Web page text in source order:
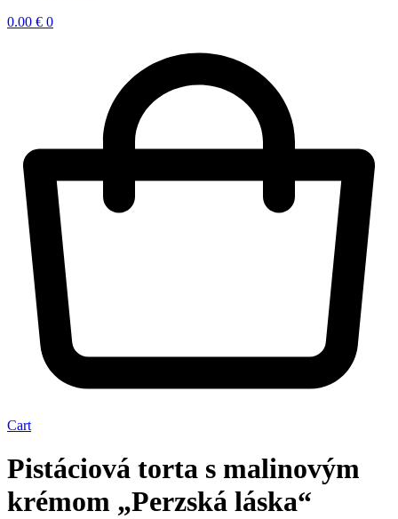
0.00 € 0
Cart
Pistáciová torta s malinovým
krémom „Perzská láska“